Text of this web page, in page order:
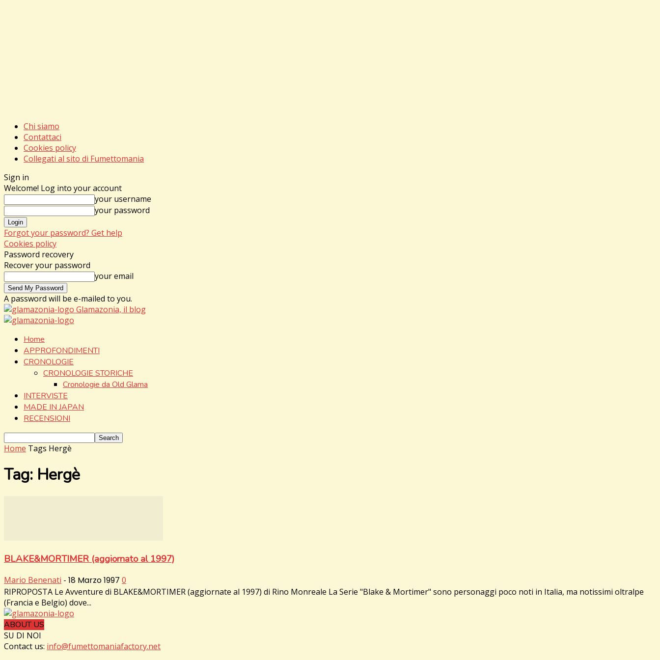
Chi siamo
Contattaci
Cookies policy
Collegati al sito di Fumettomania
Sign in
Welcome! Log into your account
your username
your password
Forgot your password? Get help
Cookies policy
Password recovery
Recover your password
your email
A password will be e-mailed to you.
Glamazonia, il blog
Home
APPROFONDIMENTI
CRONOLOGIE
CRONOLOGIE STORICHE
Cronologie da Old Glama
INTERVISTE
MADE IN JAPAN
RECENSIONI
Home Tags Hergè
Tag: Hergè
BLAKE&MORTIMER (aggiornato al 1997)
Mario Benenati - 18 Marzo 1997 0
RIPROPOSTA Le Avventure di BLAKE&MORTIMER (aggiornate al 1997) di Rino Monreale La Serie "Blake & Mortimer" sono personaggi poco noti in Italia, ma notissimi oltralpe
(Francia e Belgio) dove...
ABOUT US
SU DI NOI
Contact us: info@fumettomaniafactory.net